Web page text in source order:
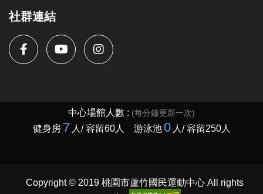
社群連結
Copyright © 2019 桃園市蘆竹國民運動中心 All rights